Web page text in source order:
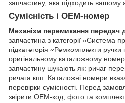
запчастину, яка підходить вашому
Сумісність і OEM-номер
Механізм перемикання передач
запчастина з категорії «Система
підкатегорія «Ремкомплекти ручки
оригінальному каталожному
запчастину шукають як: ричаг
ричага кпп. Каталожні номери
перевірки сумісності. Перед
звірити OEM-код, фото та